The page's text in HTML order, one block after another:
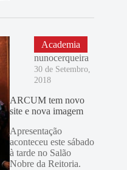
Academia
nunocerqueira
30 de Setembro,
2018
ARCUM tem novo
site e nova imagem
Apresentação
aconteceu este sábado
à tarde no Salão
Nobre da Reitoria.